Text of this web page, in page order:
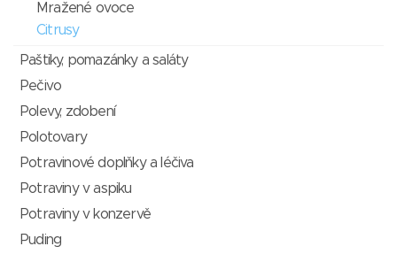
Mražené ovoce
Citrusy
Paštiky, pomazánky a saláty
Pečivo
Polevy, zdobení
Polotovary
Potravinové doplňky a léčiva
Potraviny v aspiku
Potraviny v konzervě
Puding